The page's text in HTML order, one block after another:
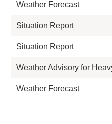
Weather Forecast
Situation Report
Situation Report
Weather Advisory for
Weather Forecast